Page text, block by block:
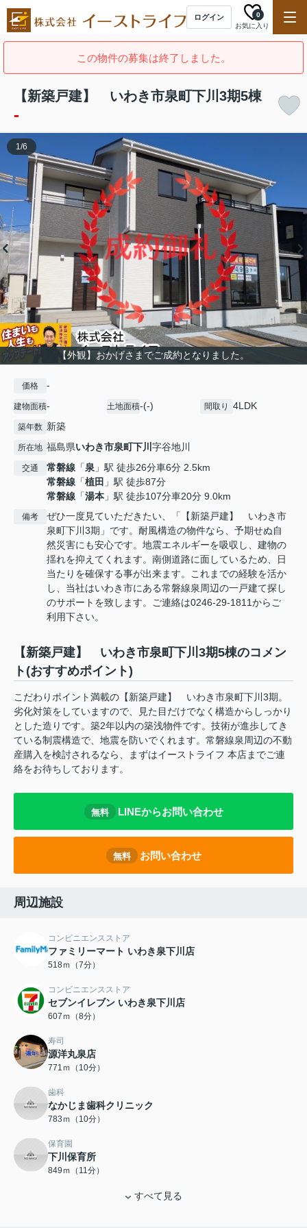
ログイン
お気に入り
0
この物件の募集は終了しました。
【新築戸建】 いわき市泉町下川3期5棟
-
【外観】おかげさまでご成約となりました。
1/6
価格 -
建物面積- 土地面積-(-) 間取り 4LDK
築年数 新築
所在地 福島県いわき市泉町下川 字谷地川
交通 常磐線 「泉 」駅 徒歩26分車6分 2.5km
常磐線 「植田 」駅 徒歩87分
常磐線 「湯本 」駅 徒歩107分車20分 9.0km
備考
ぜひ一度見ていただきたい、「【新築戸建】 いわき市
泉町下川3期」です。耐風構造の物件なら、予期せぬ自
然災害にも安心です。地震エネルギーを吸収し、建物の
揺れを抑えてくれます。南側道路に面しているため、日
当たりを確保する事が出来ます。これまでの経験を活か
し、当社はいわき市にある常磐線泉周辺の一戸建て探し
のサポートを致します。ご連絡は0246-29-1811からご
利用下さい。
【新築戸建】 いわき市泉町下川3期5棟のコメン
ト(おすすめポイント)
こだわりポイント満載の【新築戸建】 いわき市泉町下川3期。
劣化対策をしていますので、見た目だけでなく構造からしっかり
とした造りです。築2年以内の築浅物件です。技術が進歩してき
ている制震構造で、地震を防いでくれます。常磐線泉周辺の不動
産購入を検討されるなら、まずはイーストライフ 本店までご連
絡をお待ちしております。
無料 LINEからお問い合わせ
無料 お問い合わせ
周辺施設
コンビニエンスストア
ファミリーマート いわき泉下川店
518ｍ（7分）
コンビニエンスストア
セブンイレブン いわき泉下川店
607ｍ（8分）
寿司
源洋丸泉店
771ｍ（10分）
歯科
なかじま歯科クリニック
783ｍ（10分）
保育園
下川保育所
849ｍ（11分）
すべて見る